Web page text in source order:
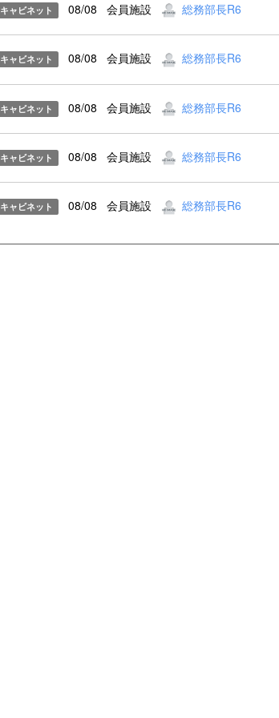
キャビネット 08/08 会員施設 総務部長R6
キャビネット 08/08 会員施設 総務部長R6
キャビネット 08/08 会員施設 総務部長R6
キャビネット 08/08 会員施設 総務部長R6
キャビネット 08/08 会員施設 総務部長R6